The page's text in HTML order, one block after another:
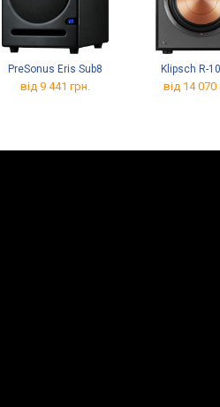
PreSonus Eris Sub8
від 9 441 грн.
Klipsch R-
від 14 070